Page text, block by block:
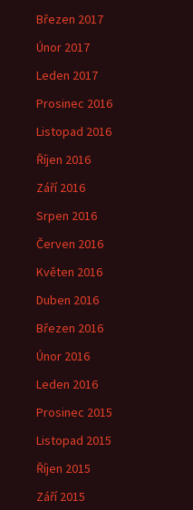
Březen 2017
Únor 2017
Leden 2017
Prosinec 2016
Listopad 2016
Říjen 2016
Září 2016
Srpen 2016
Červen 2016
Květen 2016
Duben 2016
Březen 2016
Únor 2016
Leden 2016
Prosinec 2015
Listopad 2015
Říjen 2015
Září 2015